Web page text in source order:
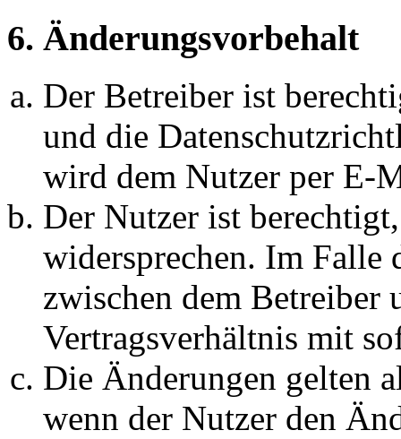
6. Änderungsvorbehalt
Der Betreiber ist
und die
wird dem Nutzer per E-
Der Nutzer ist
widersprechen. Im Falle
zwischen dem Betreiber
Vertragsverhältnis mit
Die Änderungen gelten
wenn der Nutzer den